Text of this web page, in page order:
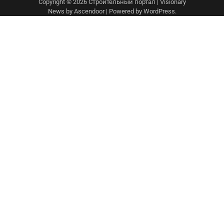
Copyright © 2026 Строительный портал | Visionary
News by Ascendoor| Powered by WordPress.